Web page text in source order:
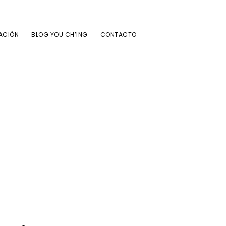
BLOG YOU CH’ING CONTACTO